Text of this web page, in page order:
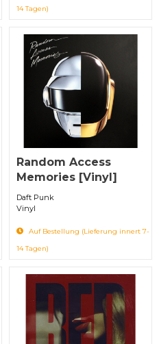
14 Tagen)
Random Access
Memories [Vinyl]
Daft Punk
Vinyl
Auf Bestellung (Lieferung innert 7-
14 Tagen)